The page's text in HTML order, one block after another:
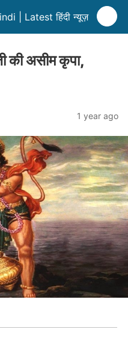
| Latest हिंदी न्यूज़
की असीम कृपा,
1 year ago